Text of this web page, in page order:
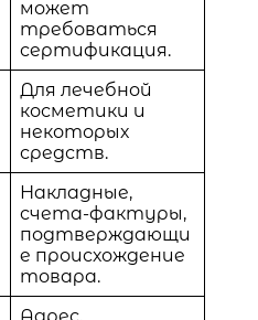
может
требоваться
сертификация.
Для лечебной
косметики и
некоторых
средств.
Накладные,
счета-фактуры,
подтверждающи
е происхождение
товара.